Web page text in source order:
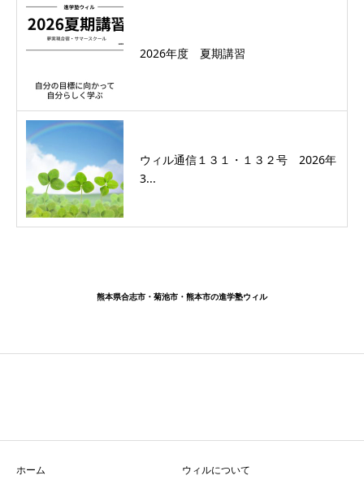
2026年度 夏期講習
ウィル通信１３１・１３２号 2026年
3...
熊本県合志市・菊池市・熊本市の進学塾ウィル
ホーム ウィルについて